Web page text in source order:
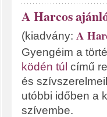
A Harcos
(kiadvány: A
Gyengéim a
ködén túl című
és
utóbbi időben a
szívembe.